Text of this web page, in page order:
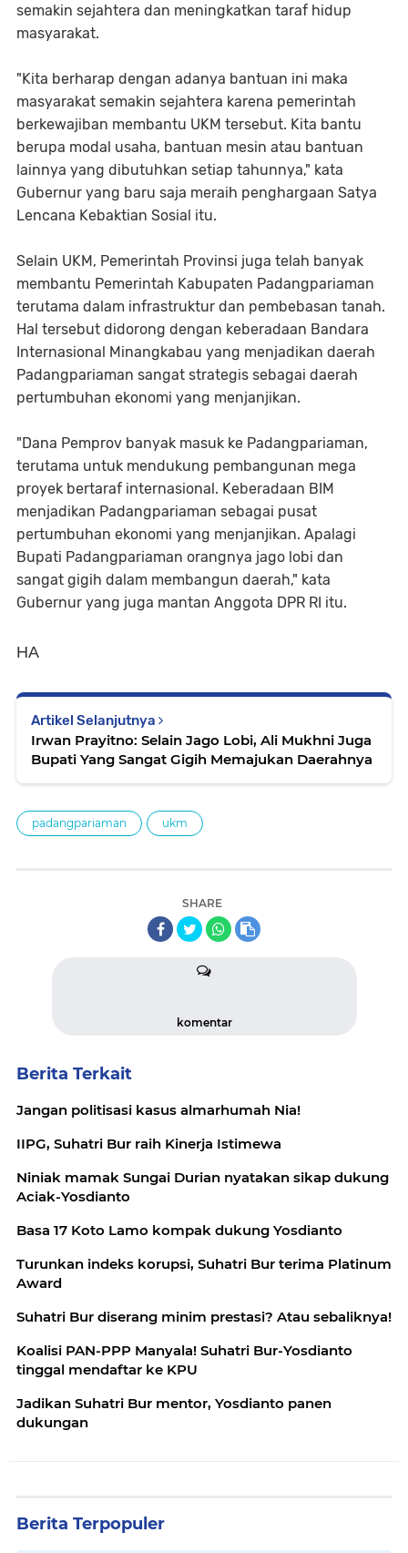
semakin sejahtera dan meningkatkan taraf hidup
masyarakat.
"Kita berharap dengan adanya bantuan ini maka
masyarakat semakin sejahtera karena pemerintah
berkewajiban membantu UKM tersebut. Kita bantu
berupa modal usaha, bantuan mesin atau bantuan
lainnya yang dibutuhkan setiap tahunnya," kata
Gubernur yang baru saja meraih penghargaan Satya
Lencana Kebaktian Sosial itu.
Selain UKM, Pemerintah Provinsi juga telah banyak
membantu Pemerintah Kabupaten Padangpariaman
terutama dalam infrastruktur dan pembebasan tanah.
Hal tersebut didorong dengan keberadaan Bandara
Internasional Minangkabau yang menjadikan daerah
Padangpariaman sangat strategis sebagai daerah
pertumbuhan ekonomi yang menjanjikan.
"Dana Pemprov banyak masuk ke Padangpariaman,
terutama untuk mendukung pembangunan mega
proyek bertaraf internasional. Keberadaan BIM
menjadikan Padangpariaman sebagai pusat
pertumbuhan ekonomi yang menjanjikan. Apalagi
Bupati Padangpariaman orangnya jago lobi dan
sangat gigih dalam membangun daerah," kata
Gubernur yang juga mantan Anggota DPR RI itu.
HA
Artikel Selanjutnya
Irwan Prayitno: Selain Jago Lobi, Ali Mukhni Juga
Bupati Yang Sangat Gigih Memajukan Daerahnya
padangpariaman ukm
SHARE
komentar
Berita Terkait
Jangan politisasi kasus almarhumah Nia!
IIPG, Suhatri Bur raih Kinerja Istimewa
Niniak mamak Sungai Durian nyatakan sikap dukung
Aciak-Yosdianto
Basa 17 Koto Lamo kompak dukung Yosdianto
Turunkan indeks korupsi, Suhatri Bur terima Platinum
Award
Suhatri Bur diserang minim prestasi? Atau sebaliknya!
Koalisi PAN-PPP Manyala! Suhatri Bur-Yosdianto
tinggal mendaftar ke KPU
Jadikan Suhatri Bur mentor, Yosdianto panen
dukungan
Berita Terpopuler